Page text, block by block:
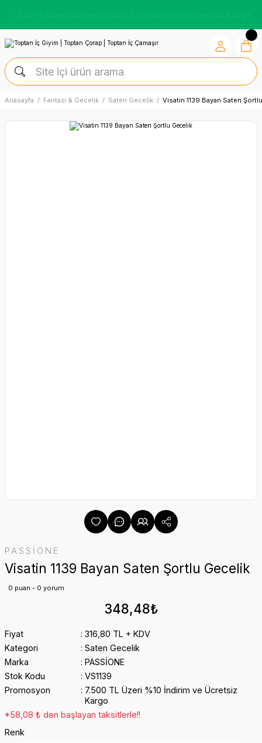
Anasayfa Fantazi & Gecelik Saten Gecelik Visatin 1139 Bayan Saten
PASSİONE
Visatin 1139 Bayan Saten Şortlu Gecelik
0 puan - 0 yorum
348,48₺
Fiyat
316,80 TL + KDV
Kategori
Saten Gecelik
Marka
PASSİONE
Stok Kodu
VS1139
Promosyon
7.500 TL Üzeri %10 İndirim ve Ücretsiz
Kargo
*58,08 ₺ den başlayan taksitlerle!!
Renk